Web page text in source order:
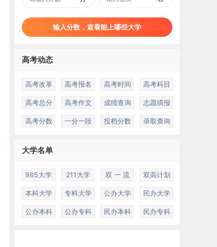
输入分数，查看能上哪些大学
高考动态
高考改革 高考报名 高考时间 高考科目
高考总分 高考作文 成绩查询 志愿填报
高考分数 一分一段 投档分数 录取查询
大学名单
985大学 211大学 双 一 流 双高计划
本科大学 专科大学 公办大学 民办大学
公办本科 公办专科 民办本科 民办专科